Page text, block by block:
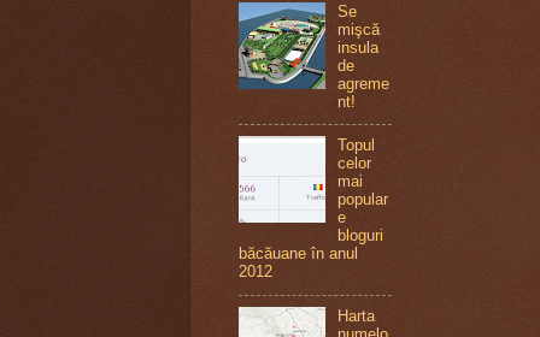
Se
mişcă
insula
de
agreme
nt!
Topul
celor
mai
popular
e
bloguri
băcăuane în anul
2012
Harta